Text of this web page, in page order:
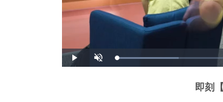
播
放
開
啟
載
入
即刻【